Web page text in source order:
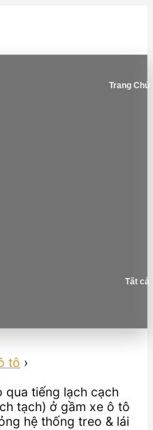
Trang Chủ
Tất cả
tô ›
qua tiếng lạch cạch
tạch) ở gầm xe ô tô
hệ thống treo & lái